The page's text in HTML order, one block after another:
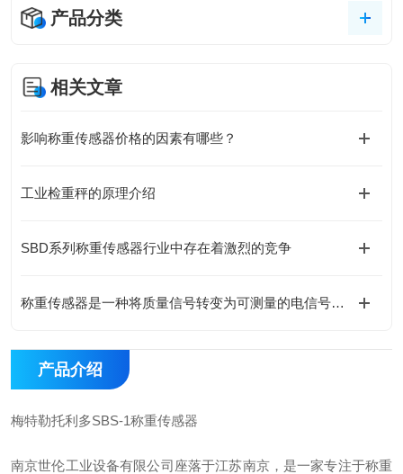
产品分类
相关文章
影响称重传感器价格的因素有哪些？
工业检重秤的原理介绍
SBD系列称重传感器行业中存在着激烈的竞争
称重传感器是一种将质量信号转变为可测量的电信号输出的装置
产品介绍
梅特勒托利多SBS-1称重传感器
南京世伦工业设备有限公司座落于江苏南京，是一家专注于称重